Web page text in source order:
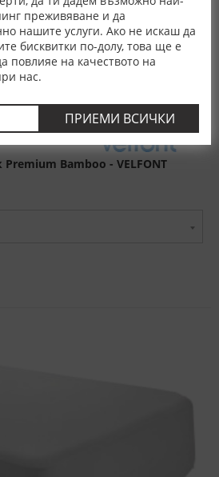
преживяване и да
нашите услуги. Ако не искаш да
бисквитки по-долу, това ще е
повлияе на качеството на
нас.
ПРИЕМИ ВСИЧКИ
Bamboo - VELFONT